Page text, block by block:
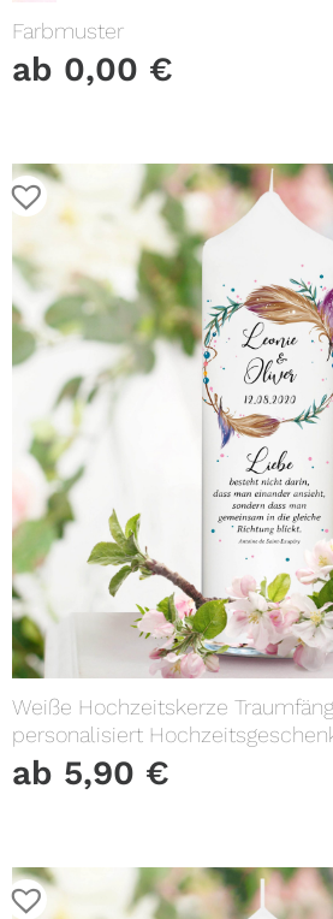
Farbmuster
ab 0,00 €
Weiße Hochzeitskerze
personalisiert
ab 5,90 €